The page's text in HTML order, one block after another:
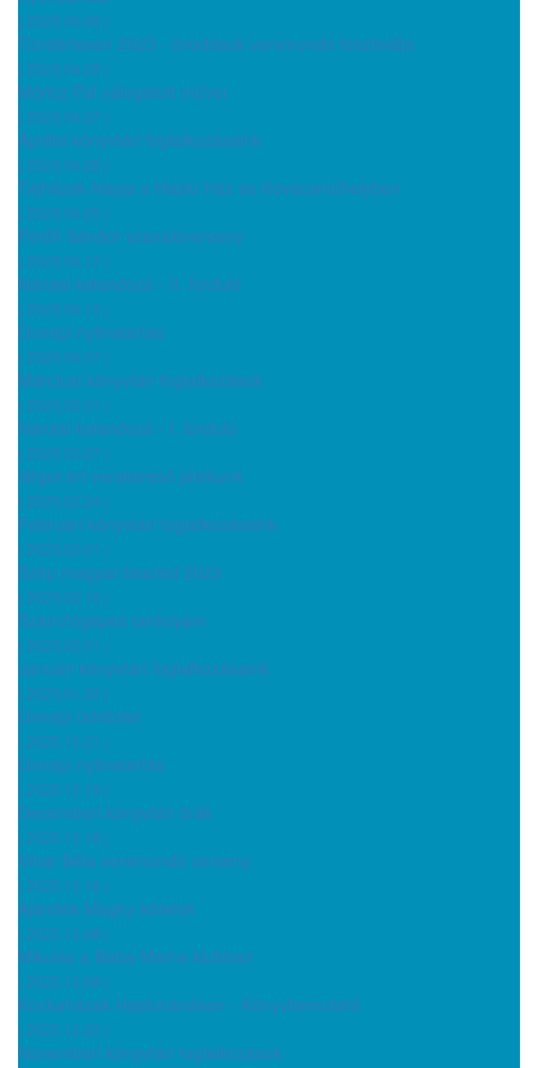
( 2023.05.06 )
Tündérlesen 2023 - óvodások versmondó fesztiválja
( 2023.04.28 )
Móricz Pál válogatott művei
( 2023.04.27 )
Áprilisi könyvtári foglalkozásaink
( 2023.04.26 )
Tájházak Napja a Hajdú Ház és Kovácsműhelyben
( 2023.04.25 )
Petőfi Sándor szavalóverseny
( 2023.04.17 )
Nánási kalandozó - II. forduló
( 2023.04.13 )
Ünnepi nyitvatartás
( 2023.04.07 )
Márciusi könyvtári foglalkozások
( 2023.03.31 )
Nánási kalandozó - I. forduló
( 2023.03.27 )
Véget ért verskereső játékunk
( 2023.03.24 )
Februári könyvtári foglalkozásaink
( 2023.03.01 )
Szép magyar beszéd 2023
( 2023.02.10 )
Számítógépes tanfolyam
( 2023.02.01 )
Januári könyvtári foglalkozásaink
( 2023.01.30 )
Ünnepi üdvözlet
( 2022.12.21 )
Ünnepi nyitvatartás
( 2022.12.19 )
Decemberi könyvtári órák
( 2022.12.18 )
Vihar Béla versmondó verseny
( 2022.12.16 )
Ajándék Maghy kötetek
( 2022.12.08 )
Mikulás a Baba-Mama klubban
( 2022.12.08 )
Kockaházak Hajdúnánáson - Könyvbemutató
( 2022.12.02 )
Novemberi könyvtári foglalkozások